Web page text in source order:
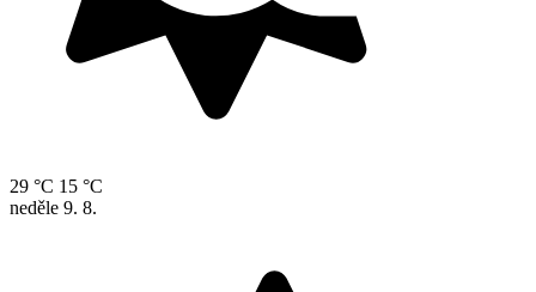
29 °C 15 °C
neděle 9. 8.